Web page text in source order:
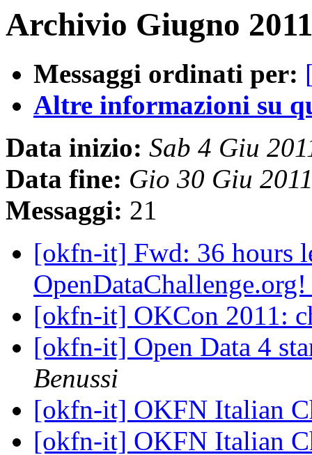
Archivio Giugno
Messaggi ordinati per:
Altre informazioni su
Data inizio: Sab 4 Giu
Data fine: Gio 30 Giu
Messaggi: 21
[okfn-it] Fwd: 36 hours
[okfn-it] OKCon 2011:
[okfn-it] Open Data 4
Benussi
[okfn-it] OKFN Italian
[okfn-it] OKFN Italian